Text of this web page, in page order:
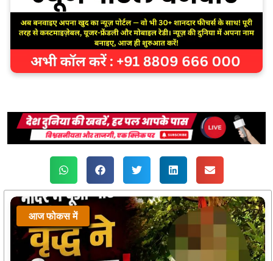
आज फोकस में